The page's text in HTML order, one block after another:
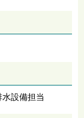
設備担当